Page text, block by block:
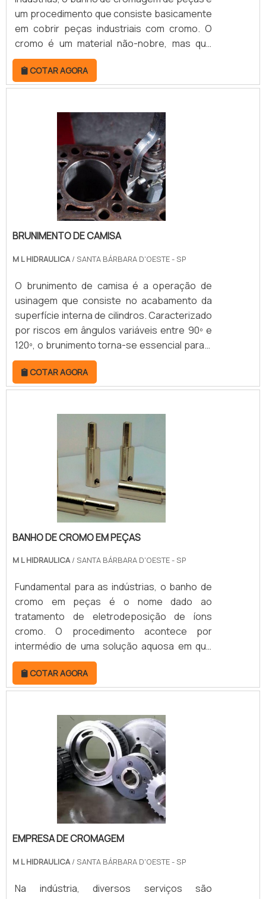
um procedimento que consiste basicamente
em cobrir peças industriais com cromo. O
cromo é um material não-nobre, mas que
apresenta ótimos benefícios quando
aplicado em superfícies metálicas, por isso,
faz muito sucesso nas
pneumáticos e hidráulicos encabeçam a lista
de peças cromadas, especialmente por
conta da forma de aplicação de cada uma
delas, o que exige mais resistência e quali.
COTAR AGORA
BRUNIMENTO DE CAMISA
M L HIDRAULICA/ SANTA BÁRBARA D'OESTE - SP
O brunimento de camisa é a operação de
usinagem que consiste no acabamento da
superfície interna de cilindros. Caracterizado
por riscos em ângulos variáveis entre 90º e
120º, o brunimento torna-se essencial para a
vedação, controle de consumo e retenção
do óleo responsável pela lubrificação da
parede interna dos cilindros, além de dissipar
brunimento é feito nas camisas dos cilindros,
mas também pode ser executado nos
alojamentos de êmbolos hidráulicos, nos c.
COTAR AGORA
BANHO DE CROMO EM PEÇAS
M L HIDRAULICA/ SANTA BÁRBARA D'OESTE - SP
Fundamental para as indústrias, o banho de
cromo em peças é o nome dado ao
tratamento de eletrodeposição de íons
cromo. O procedimento acontece por
intermédio de uma solução aquosa em que
os íons cromo são postos e,
posteriormente, as peças são devidamente
mergulhadas na concentração, com
banho é feito em uma grande quantidade de
componentes industriais, tendo em vista que
os setores metalúrgico, hidráulico e
pneumático são os que mais utilizam o
COTAR AGORA
EMPRESA DE CROMAGEM
M L HIDRAULICA/ SANTA BÁRBARA D'OESTE - SP
Na indústria, diversos serviços são